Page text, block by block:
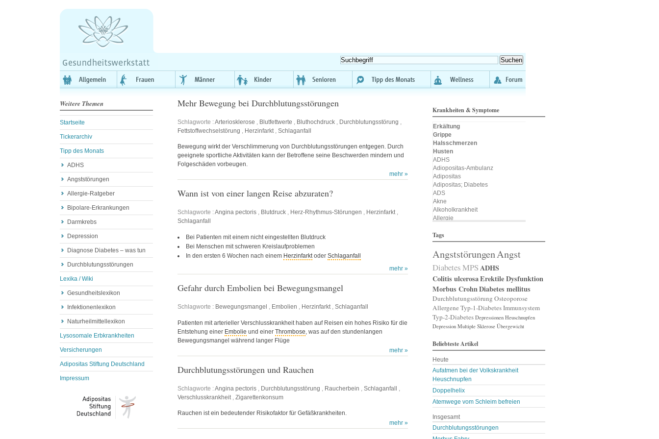
Weitere Themen
Startseite
Tickerarchiv
Tipp des Monats
ADHS
Angststörungen
Allergie-Ratgeber
Bipolare-Erkrankungen
Darmkrebs
Depression
Diagnose Diabetes – was tun
Durchblutungsstörungen
Lexika / Wiki
Gesundheitslexikon
Infektionenlexikon
Naturheilmittellexikon
Lysosomale Erbkrankheiten
Versicherungen
Adipositas Stiftung Deutschland
Impressum
Mehr Bewegung bei Durchblutungsstörungen
Schlagworte :Arteriosklerose , Blutfettwerte , Bluthochdruck , Durchblutungsstörung ,
Fettstoffwechselstörung , Herzinfarkt, Schlaganfall
Bewegung wirkt der Verschlimmerung von Durchblutungsstörungen entgegen. Durch
geeignete sportliche Aktivitäten kann der Betroffene seine Beschwerden mindern und
Folgeschäden vorbeugen.
mehr »
Wann ist von einer langen Reise abzuraten?
Schlagworte :Angina pectoris , Blutdruck , Herz-Rhythmus-Störungen , Herzinfarkt,
Schlaganfall
Bei Patienten mit einem nicht eingestellten Blutdruck
Bei Menschen mit schweren Kreislaufproblemen
In den ersten 6 Wochen nach einem Herzinfarktoder Schlaganfall
mehr »
Gefahr durch Embolien bei Bewegungsmangel
Schlagworte : Bewegungsmangel , Embolien , Herzinfarkt, Schlaganfall
Patienten mit arterieller Verschlusskrankheit haben auf Reisen ein hohes Risiko für die
Entstehung einer Embolie und einer Thrombose , was auf den stundenlangen
Bewegungsmangel während langer Flüge
mehr »
Durchblutungsstörungen und Rauchen
Schlagworte :Angina pectoris Durchblutungsstörung Raucherbein Schlaganfall
Verschlusskrankheit
Zigarettenkonsum
Rauchen ist ein bedeutender Risikofaktor für Gefäßkrankheiten.
mehr »
Krankheiten & Symptome
Erkältung
Grippe
Halsschmerzen
Husten
ADHS
Adiopositas-Ambulanz
Adipositas
Adipositas; Diabetes
ADS
Akne
Alkoholkrankheit
Allergie
Allergischer Schnupfen
Alzheimer
Amputation
Angst
Angststörung
Angststörungen
App
Arterienverengung
Arteriosklerose
Arthritis
Arthrose
Asthma
Augenerkrankungen
Autismus
Bakterien
Bakterienansiedlung
Ballast-Stoffe
Bauchschmerzen
Biomarker
Blähungen
Blasen- oder Lungenent …
Blasenschwäche
Blutdruck
Tags
AngststörungenAngst
DiabetesMPSADHS
Colitis ulcerosaErektile Dysfunktion
Morbus CrohnDiabetes mellitus
Durchblutungsstörung Osteoporose
Allergene Typ-1-DiabetesImmunsystem
Typ-2-Diabetes Depressionen Heuschnupfen
Depression Multiple Sklerose Übergewicht
Beliebteste Artikel
Heute
Aufatmen bei der Volkskrankheit
Heuschnupfen
Doppelhelix
Atemwege vom Schleim befreien
Insgesamt
Durchblutungsstörungen